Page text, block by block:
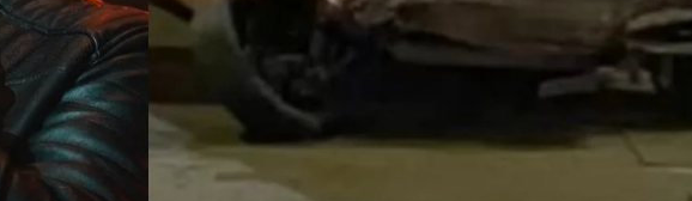
Contactos